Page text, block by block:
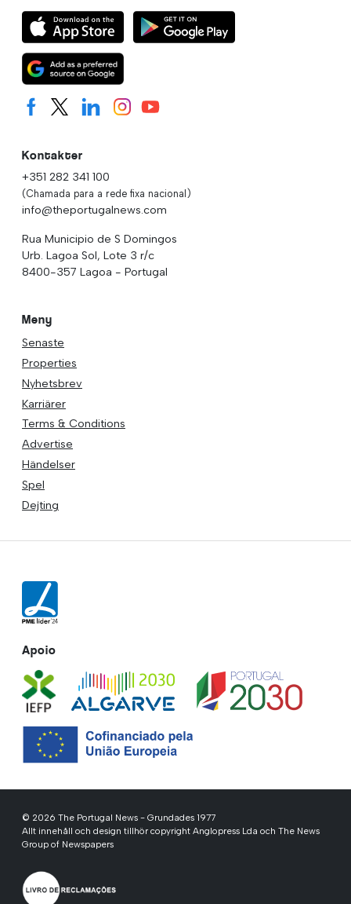
Kontakter
+351 282 341 100
(Chamada para a rede fixa nacional)
info@theportugalnews.com
Rua Municipio de S Domingos
Urb. Lagoa Sol, Lote 3 r/c
8400-357 Lagoa - Portugal
Meny
Senaste
Properties
Nyhetsbrev
Karriärer
Terms & Conditions
Advertise
Händelser
Spel
Dejting
Apoio
© 2026 The Portugal News - Grundades 1977
Allt innehåll och design tillhör copyright Anglopress Lda och The News
Group of Newspapers